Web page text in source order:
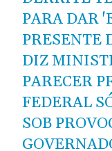
PARA DAR
PRESENTE
DIZ
PARECER
FEDERAL
SOB